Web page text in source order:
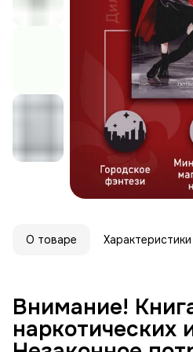
О товаре Характеристики
Внимание!
наркотических